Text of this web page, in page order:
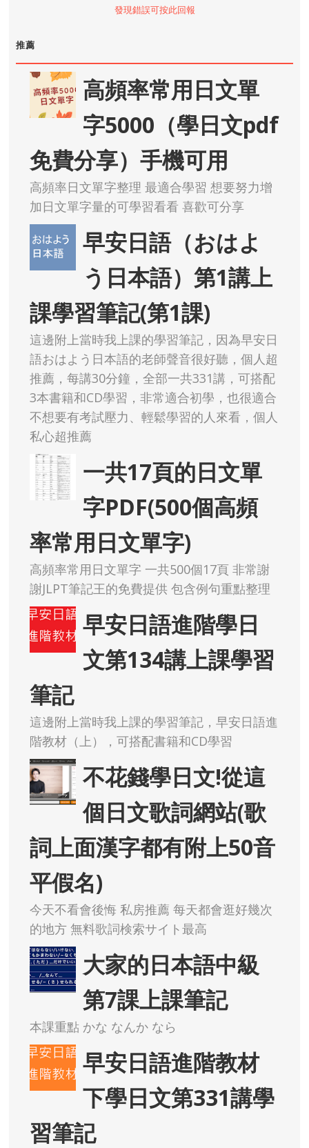
發現錯誤可按此回報
推薦
高頻率常用日文單
字5000（學日文pdf
免費分享）手機可用
高頻率日文單字整理 最適合學習 想要努力增
加日文單字量的可學習看看 喜歡可分享
早安日語（おはよ
う日本語）第1講上
課學習筆記(第1課)
這邊附上當時我上課的學習筆記，因為早安日
語おはよう日本語的老師聲音很好聽，個人超
推薦，每講30分鐘，全部一共331講，可搭配
3本書籍和CD學習，非常適合初學，也很適合
不想要有考試壓力、輕鬆學習的人來看，個人
私心超推薦
一共17頁的日文單
字PDF(500個高頻
率常用日文單字)
高頻率常用日文單字 一共500個17頁 非常謝
謝JLPT筆記王的免費提供 包含例句重點整理
早安日語進階學日
文第134講上課學習
筆記
這邊附上當時我上課的學習筆記，早安日語進
階教材（上），可搭配書籍和CD學習
不花錢學日文!從這
個日文歌詞網站(歌
詞上面漢字都有附上50音
平假名)
今天不看會後悔 私房推薦 每天都會逛好幾次
的地方 無料歌詞検索サイト最高
大家的日本語中級
第7課上課筆記
本課重點 かな なんか なら
早安日語進階教材
下學日文第331講學
習筆記